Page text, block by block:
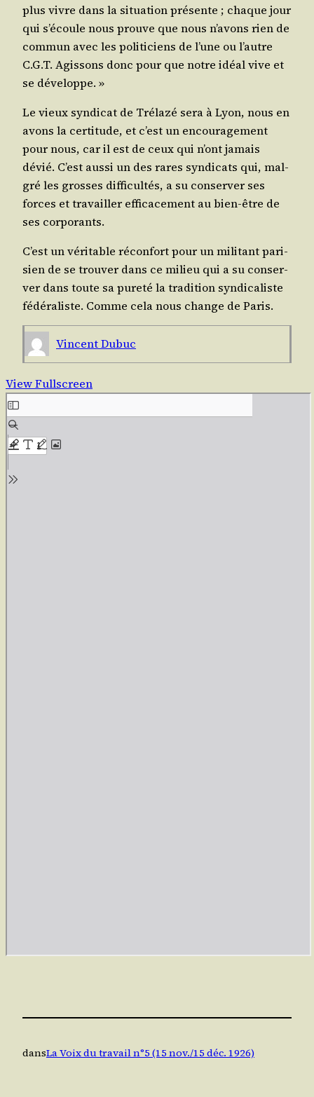
plus vivre dans la situa­tion pré­sente ; chaque jour
qui s’é­coule nous prouve que nous n’a­vons rien de
com­mun avec les poli­ti­ciens de l’une ou l’autre
C.G.T. Agis­sons donc pour que notre idéal vive et
se développe. »
Le vieux syn­di­cat de Tré­la­zé sera à Lyon, nous en
avons la cer­ti­tude, et c’est un encou­ra­ge­ment
pour nous, car il est de ceux qui n’ont jamais
dévié. C’est aus­si un des rares syn­di­cats qui, mal­
gré les grosses dif­fi­cul­tés, a su conser­ver ses
forces et tra­vailler effi­ca­ce­ment au bien-être de
ses corporants.
C’est un véri­table récon­fort pour un mili­tant pari­
sien de se trou­ver dans ce milieu qui a su conser­
ver dans toute sa pure­té la tra­di­tion syn­di­ca­liste
fédé­ra­liste. Comme cela nous change de Paris.
Vincent Dubuc
View Fullscreen
dansLa Voix du travail n°5 (15 nov./15 déc. 1926)